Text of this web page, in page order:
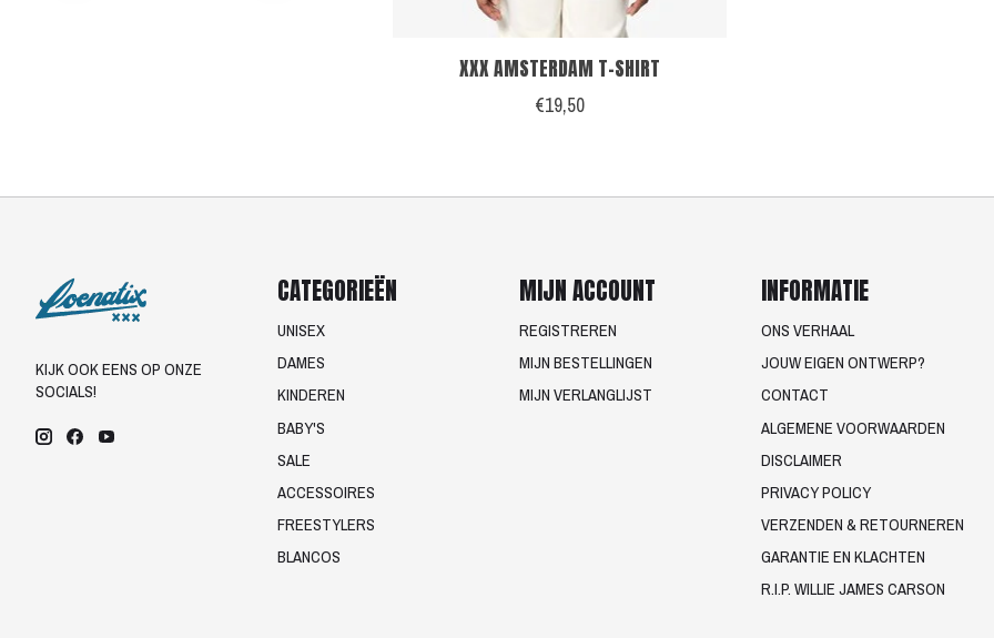
XXX AMSTERDAM T-SHIRT
€19,50
KIJK OOK EENS OP ONZE
SOCIALS!
CATEGORIEËN
UNISEX
DAMES
KINDEREN
BABY'S
SALE
ACCESSOIRES
FREESTYLERS
BLANCOS
MIJN ACCOUNT
REGISTREREN
MIJN BESTELLINGEN
MIJN VERLANGLIJST
INFORMATIE
ONS VERHAAL
JOUW EIGEN ONTWERP?
CONTACT
ALGEMENE VOORWAARDEN
DISCLAIMER
PRIVACY POLICY
VERZENDEN & RETOURNEREN
GARANTIE EN KLACHTEN
R.I.P. WILLIE JAMES CARSON